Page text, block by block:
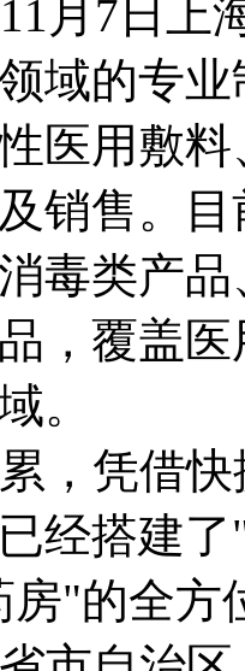
月7日上
域的专
医用敷
销售。
毒类产
，覆盖
。
，凭借
经搭建
"的全方